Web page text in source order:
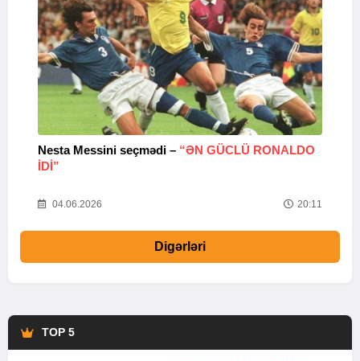
Nesta Messini seçmədi – “ƏN GÜCLÜ RONALDO
IDI”
04.06.2026 20:11
Digərləri
TOP 5